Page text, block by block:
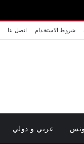
شروط الاستخدام اتصل بنا
عربي و دولي